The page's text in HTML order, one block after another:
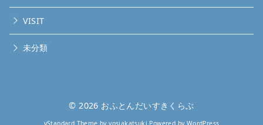
VISIT
未分類
© 2026 おふとんだいすきくらぶ